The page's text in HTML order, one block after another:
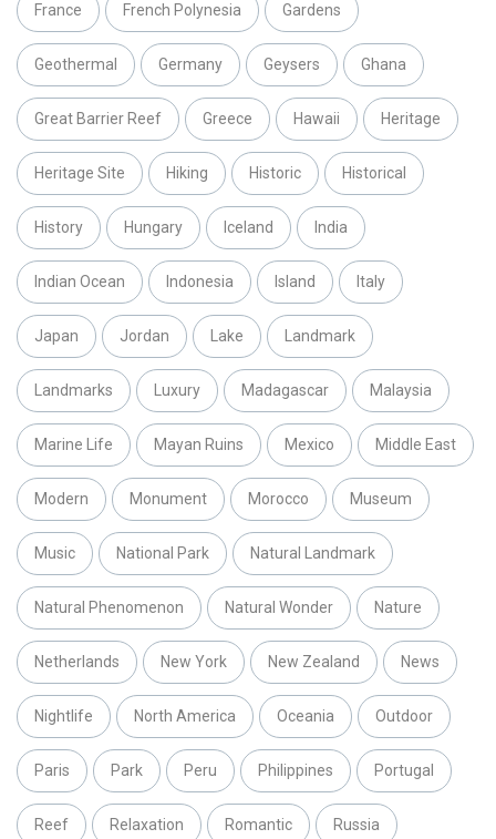
France French Polynesia Gardens
Geothermal Germany Geysers Ghana
Great Barrier Reef Greece Hawaii Heritage
Heritage Site Hiking Historic Historical
History Hungary Iceland India
Indian Ocean Indonesia Island Italy
Japan Jordan Lake Landmark
Landmarks Luxury Madagascar Malaysia
Marine Life Mayan Ruins Mexico Middle East
Modern Monument Morocco Museum
Music National Park Natural Landmark
Natural Phenomenon Natural Wonder Nature
Netherlands New York New Zealand News
Nightlife North America Oceania Outdoor
Paris Park Peru Philippines Portugal
Reef Relaxation Romantic Russia